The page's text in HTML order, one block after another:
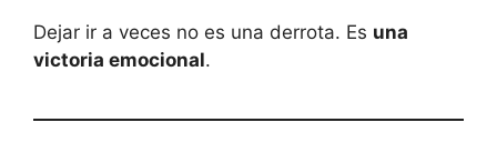
Dejar ir a veces no es una derrota. Es una
victoria emocional.